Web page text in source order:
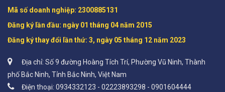
Mã số doanh nghiệp: 2300885131
Đăng ký lần đầu: ngày 01 tháng 04 năm 2015
Đăng ký thay đổi lần thứ: 3, ngày 05 tháng 12 năm 2023
Địa chỉ: Số 9 đường Hoàng Tích Trí, Phường Vũ Ninh, Thành
phố Bắc Ninh, Tỉnh Bắc Ninh, Việt Nam
Điện thoại: 0934332123 - 02223893298 - 0901604444